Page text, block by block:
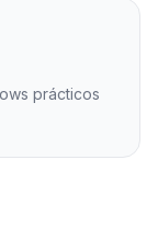
prácticos